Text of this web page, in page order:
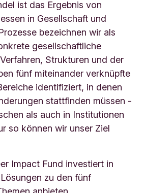
ist das Ergebnis von
in Gesellschaft und
bezeichnen wir als
gesellschaftliche
Strukturen und der
fünf miteinander verknüpfte
identifiziert, in denen
stattfinden müssen -
als auch in Institutionen
so können wir unser Ziel
Impact Fund investiert in
zu den fünf